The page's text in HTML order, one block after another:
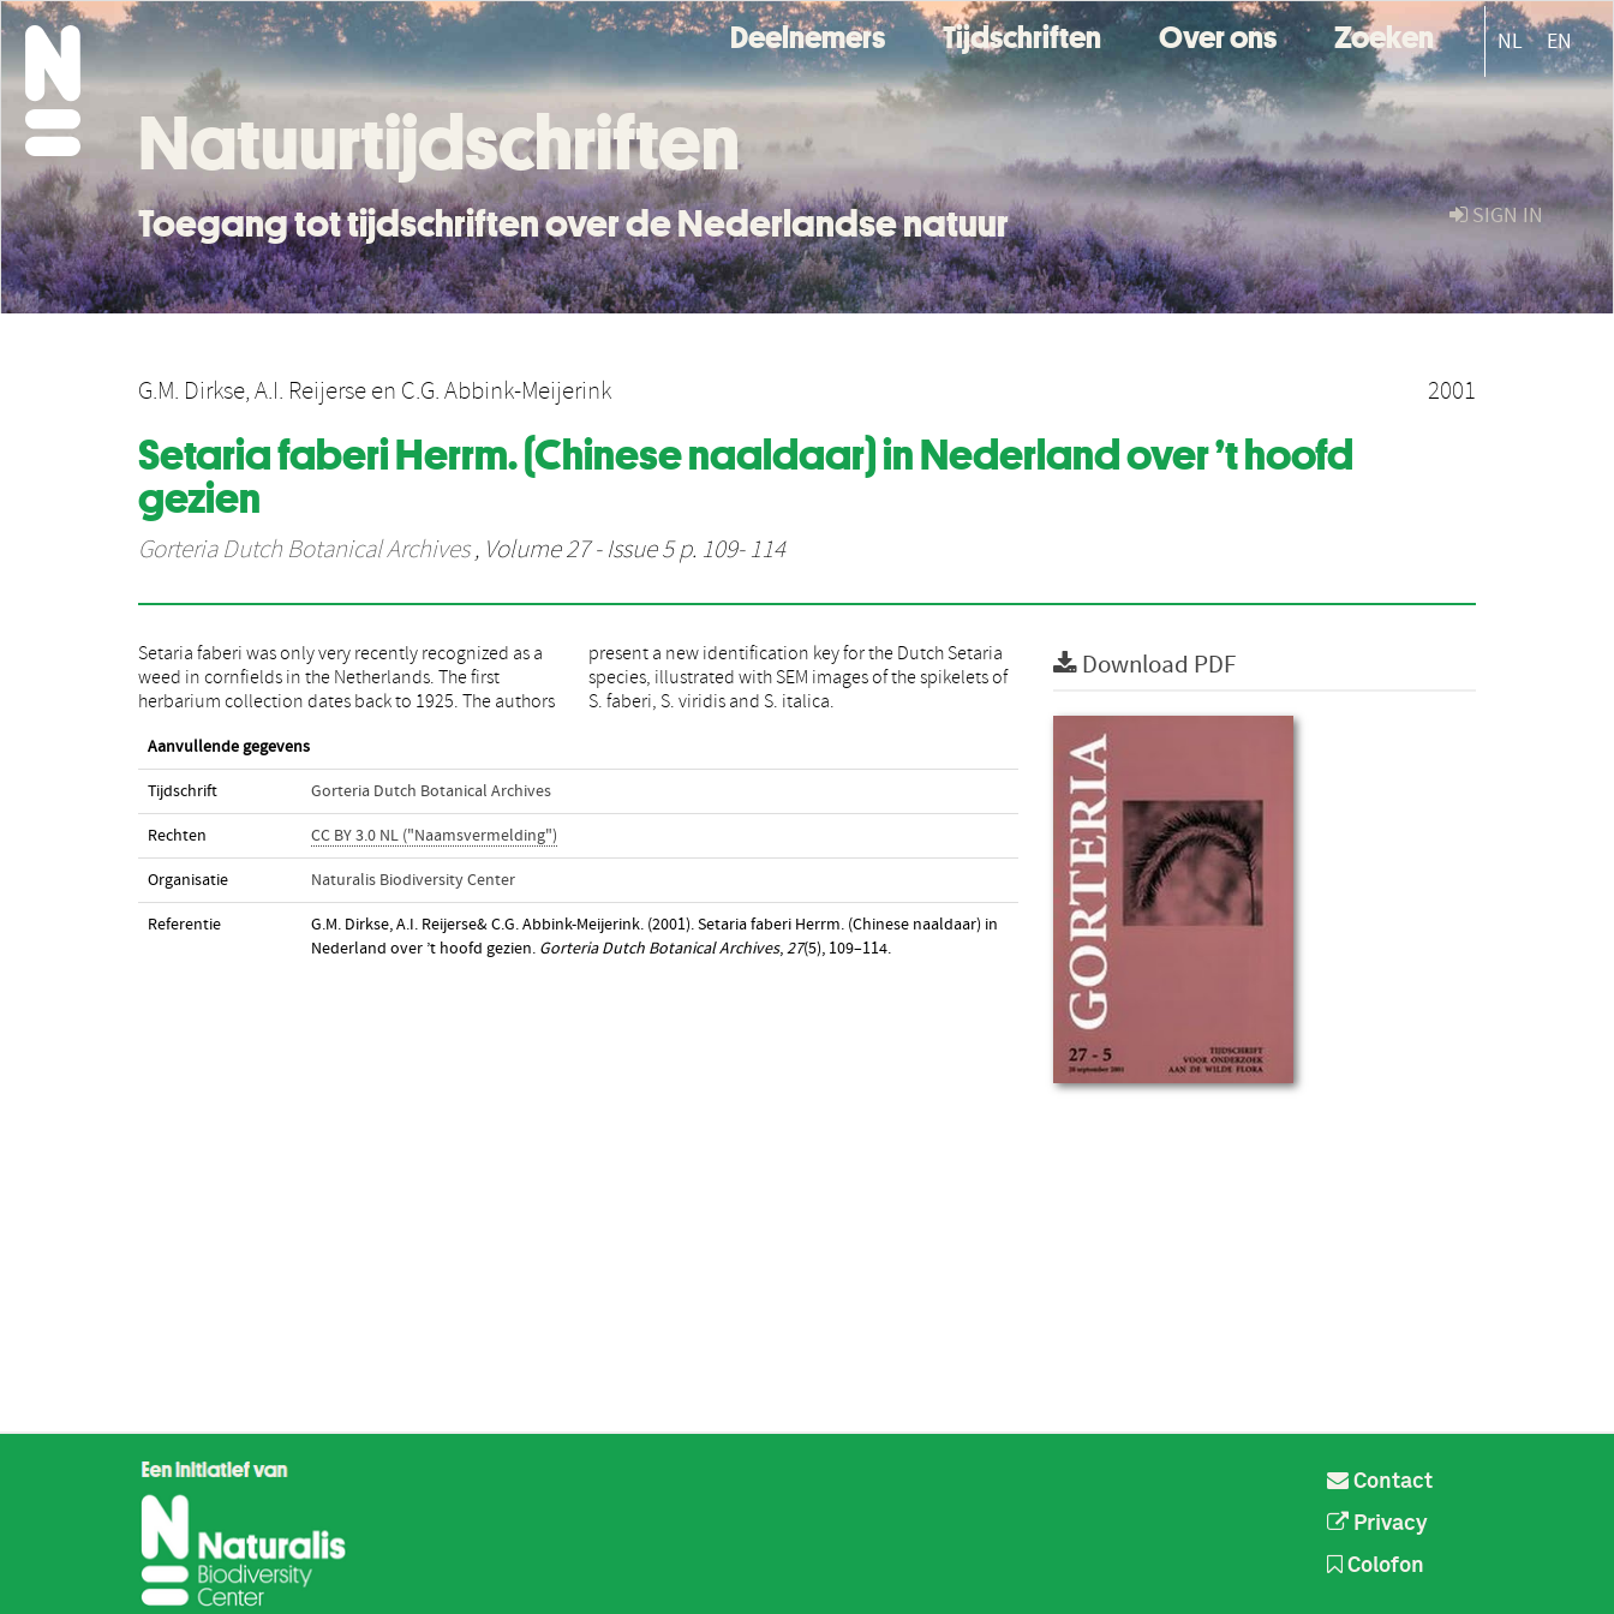
Deelnemers Tijdschriften Over ons Zoeken NL EN
SIGN IN
Natuurtijdschriften
Toegang tot tijdschriften over de Nederlandse natuur
G.M. Dirkse,A.I. Reijerseen C.G. Abbink-Meijerink 2001
Setaria faberi Herrm. (Chinese naaldaar) in Nederland over ’t hoofd
gezien
Gorteria Dutch Botanical Archives, Volume 27 - Issue 5 p. 109- 114
Setaria faberi was only very recently recognized as a
weed in cornfields in the Netherlands. The first
herbarium collection dates back to 1925. The authors
present a new identification key for the Dutch Setaria
species, illustrated with SEM images of the spikelets of
S. faberi, S. viridis and S. italica.
Aanvullende gegevens
Tijdschrift Gorteria Dutch Botanical Archives
Rechten CC BY 3.0 NL ("Naamsvermelding")
Organisatie Naturalis Biodiversity Center
Referentie
G.M. Dirkse, A.I. Reijerse& C.G. Abbink-Meijerink. (2001). Setaria faberi Herrm. (Chinese naaldaar) in
Nederland over ’t hoofd gezien. Gorteria Dutch Botanical Archives,27(5), 109–114.
Download PDF
Contact
Privacy
Colofon